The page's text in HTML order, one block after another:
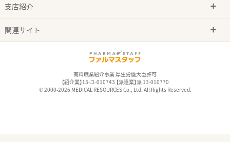
支店紹介
関連サイト
有料職業紹介事業 厚生労働大臣許可
【紹介業】13-ユ-010743 【派遣業】派 13-010770
© 2000-2026 MEDICAL RESOURCES Co., Ltd. All Rights Reserved.